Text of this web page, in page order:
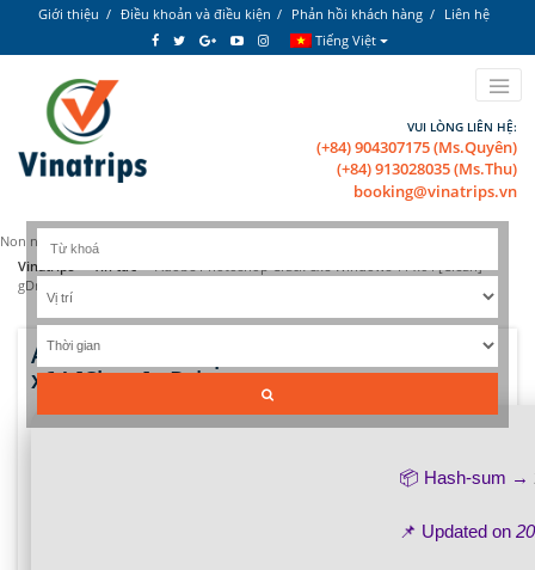
Giới thiệu Điều khoản và điều kiện Phản hồi khách hàng
Liên hệ
Tiếng Việt
VUI LÒNG LIÊN HỆ:
(+84) 904307175 (Ms.Quyên)
(+84) 913028035 (Ms.Thu)
booking@vinatrips.vn
Non nước Việt Nam tươi đẹp!
Vinatrips » Tin tức » Adobe Photoshop Crack exe Windows 11 x64 [Clean]
gDrive
Adobe Photoshop Crack exe Windows 11
x64 [Clean] gDrive
📦 Hash-sum →
📌 Updated on